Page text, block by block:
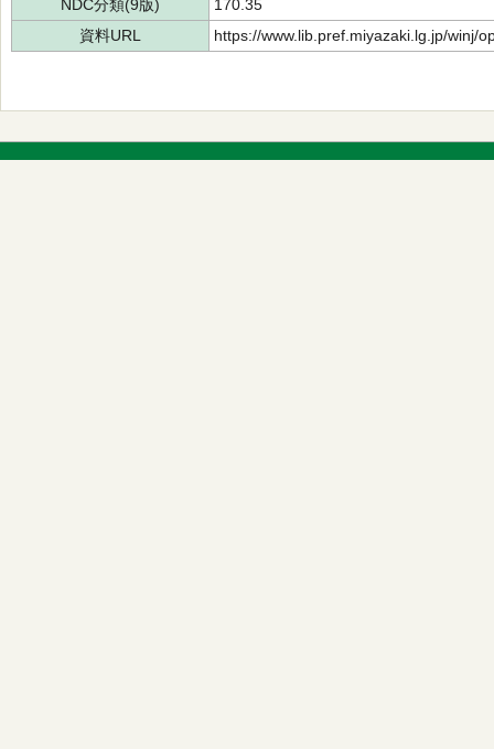
NDC分類(9版)
170.35
資料URL
https://www.lib.pref.miyazaki.lg.jp/winj/